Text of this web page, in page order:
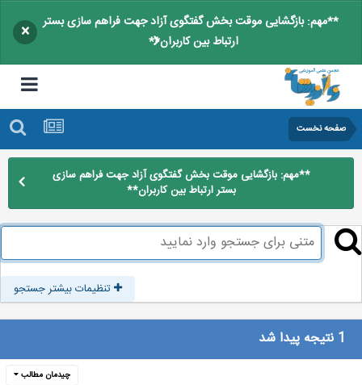
**مهم: بازگشایی موقت بخش گفتگوی آزاد جهت فراهم سازی بستر
ارتباط بین کاربران**
×
صفحه نخست
**مهم: بازگشایی موقت بخش گفتگوی آزاد جهت فراهم سازی
بستر ارتباط بین کاربران**
تنظیمات بیشتر جستجو
چیدمان مطالب